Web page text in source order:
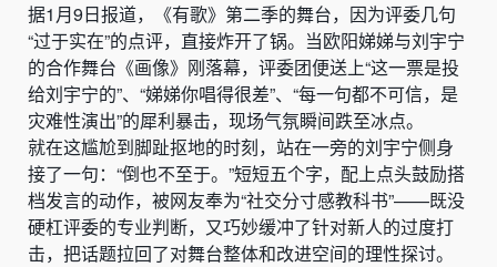
据1月9日报道，《有歌》第二季的舞台，因为评委几句
“过于实在”的点评，直接炸开了锅。当欧阳娣娣与刘宇宁
的合作舞台《画像》刚落幕，评委团便送上“这一票是投
给刘宇宁的”、“娣娣你唱得很差”、“每一句都不可信，是
灾难性演出”的犀利暴击，现场气氛瞬间跌至冰点。
就在这尴尬到脚趾抠地的时刻，站在一旁的刘宇宁侧身
接了一句：“倒也不至于。”短短五个字，配上点头鼓励搭
档发言的动作，被网友奉为“社交分寸感教科书”——既没
硬杠评委的专业判断，又巧妙缓冲了针对新人的过度打
击，把话题拉回了对舞台整体和改进空间的理性探讨。